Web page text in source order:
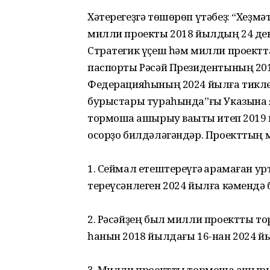
Хәтерегеҙгә төшөрөп үтәбеҙ:
милли проекты 2018 йылдың 24
Стратегик үҫеш һәм милли
паспорты Рәсәй Президентының
Федерацияһының 2024 йылға
бурыстары тураһында”ғы
тормошҡа ашырыу ваҡыты итеп
осорҙо билдәләгәндәр. Проекттың
1. Сеймал етештереүгә ҡарамаған
тереүсәнлеген 2024 йылға
2. Рәсәйҙең был милли проектты
һанын 2018 йылдағы 16-нан 2024